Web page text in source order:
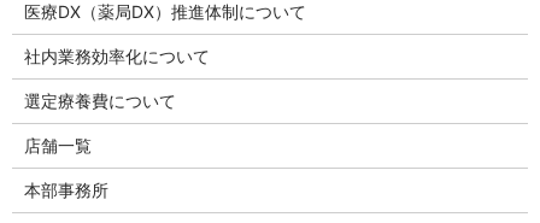
医療DX（薬局DX）推進体制について
社内業務効率化について
選定療養費について
店舗一覧
本部事務所